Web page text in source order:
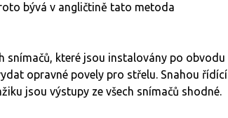
bývá v angličtině tato metoda
které jsou instalovány po obvodu
opravné povely pro střelu. Snahou řídící
jsou výstupy ze všech snímačů shodné.